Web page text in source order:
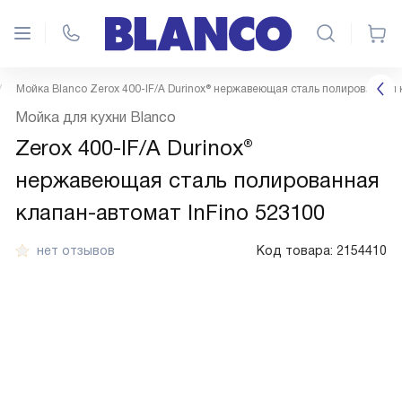
Мойка Blanco Zerox 400-IF/A Durinox® нержавеющая сталь полированная
нет отзывов Код товара: 2154410
Мойка для кухни Blanco
Zerox 400-IF/A Durinox®
нержавеющая сталь полированная
клапан-автомат InFino 523100